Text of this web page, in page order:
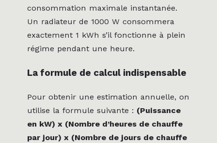
consommation maximale instantanée.
Un radiateur de 1000 W consommera
exactement 1 kWh s’il fonctionne à plein
régime pendant une heure.
La formule de calcul indispensable
Pour obtenir une estimation annuelle, on
utilise la formule suivante : (Puissance
en kW) x (Nombre d’heures de chauffe
par jour) x (Nombre de jours de chauffe